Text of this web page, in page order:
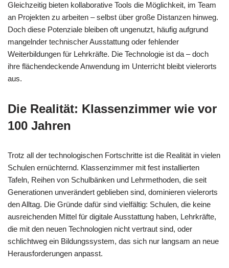
Gleichzeitig bieten kollaborative Tools die Möglichkeit, im Team
an Projekten zu arbeiten – selbst über große Distanzen hinweg.
Doch diese Potenziale bleiben oft ungenutzt, häufig aufgrund
mangelnder technischer Ausstattung oder fehlender
Weiterbildungen für Lehrkräfte. Die Technologie ist da – doch
ihre flächendeckende Anwendung im Unterricht bleibt vielerorts
aus.
Die Realität: Klassenzimmer wie vor
100 Jahren
Trotz all der technologischen Fortschritte ist die Realität in vielen
Schulen ernüchternd. Klassenzimmer mit fest installierten
Tafeln, Reihen von Schulbänken und Lehrmethoden, die seit
Generationen unverändert geblieben sind, dominieren vielerorts
den Alltag. Die Gründe dafür sind vielfältig: Schulen, die keine
ausreichenden Mittel für digitale Ausstattung haben, Lehrkräfte,
die mit den neuen Technologien nicht vertraut sind, oder
schlichtweg ein Bildungssystem, das sich nur langsam an neue
Herausforderungen anpasst.